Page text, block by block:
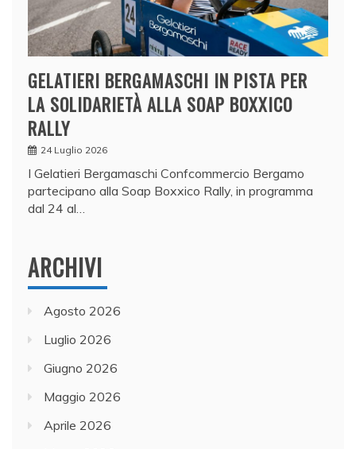
GELATIERI BERGAMASCHI IN PISTA PER
LA SOLIDARIETÀ ALLA SOAP BOXXICO
RALLY
24 Luglio 2026
I Gelatieri Bergamaschi Confcommercio Bergamo
partecipano alla Soap Boxxico Rally, in programma
dal 24 al…
ARCHIVI
Agosto 2026
Luglio 2026
Giugno 2026
Maggio 2026
Aprile 2026